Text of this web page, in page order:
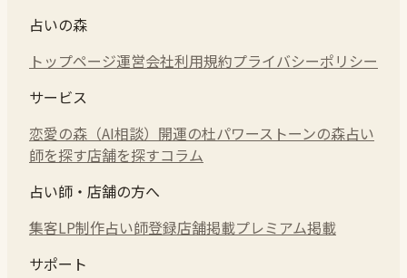
占いの森
トップページ運営会社利用規約プライバシーポリシー
サービス
恋愛の森（AI相談） 開運の杜パワーストーンの森占い
師を探す店舗を探すコラム
占い師・店舗の方へ
集客LP制作占い師登録店舗掲載プレミアム掲載
サポート